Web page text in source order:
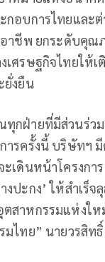
กอบการไทยและ
อาชีพ ยกระดับคุ
เศรษฐกิจไทยให้เ
ยั่งยืน
กฝ่ายที่มีส่วนร่ว
ารครั้งนี้ บริษัทฯ
เดินหน้าโครงกา
ปะกง’ ให้สำเร็จ
สาหกรรมแห่งใ
ไทย” นายวรสิทธิ์